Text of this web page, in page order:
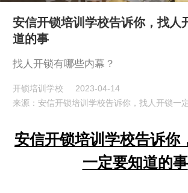
安信开锁培训学校告诉你，找人
道的事
找人开锁有哪些内幕？
开锁培训学校
2023-04-14
来源：安信开锁培训学校告诉你，找人开锁一
安信开锁培训学校告诉你
一定要知道的事